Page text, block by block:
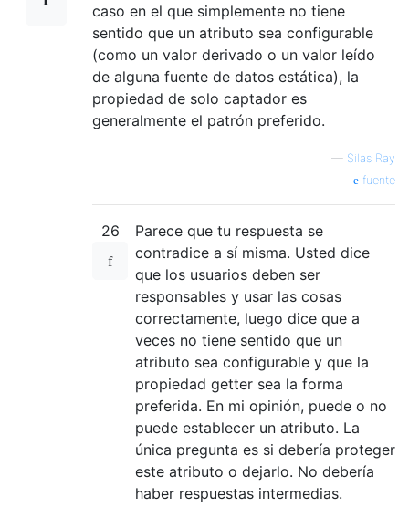
caso en el que simplemente no tiene
sentido que un atributo sea configurable
(como un valor derivado o un valor leído
de alguna fuente de datos estática), la
propiedad de solo captador es
generalmente el patrón preferido.
— Silas Ray
fuente
26
Parece que tu respuesta se
contradice a sí misma. Usted dice
que los usuarios deben ser
responsables y usar las cosas
correctamente, luego dice que a
veces no tiene sentido que un
atributo sea configurable y que la
propiedad getter sea la forma
preferida. En mi opinión, puede o no
puede establecer un atributo. La
única pregunta es si debería proteger
este atributo o dejarlo. No debería
haber respuestas intermedias.